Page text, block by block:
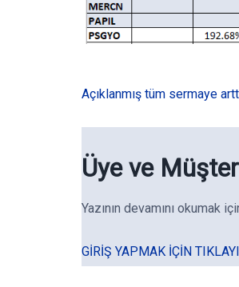
Açıklanmış tüm sermaye
Üye ve
Yazının devamını okumak
GIRIŞ YAPMAK IÇIN